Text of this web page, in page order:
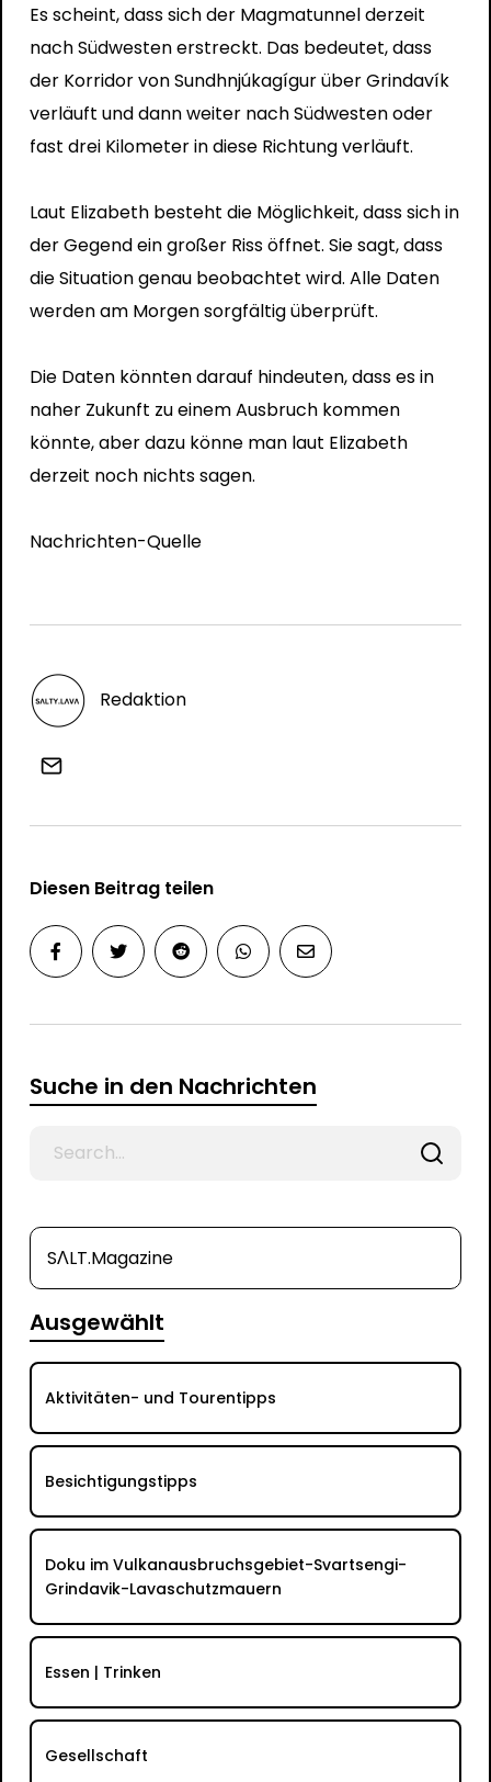
Es scheint, dass sich der Magmatunnel derzeit
nach Südwesten erstreckt. Das bedeutet, dass
der Korridor von Sundhnjúkagígur über Grindavík
verläuft und dann weiter nach Südwesten oder
fast drei Kilometer in diese Richtung verläuft.
Laut Elizabeth besteht die Möglichkeit, dass sich in
der Gegend ein großer Riss öffnet. Sie sagt, dass
die Situation genau beobachtet wird. Alle Daten
werden am Morgen sorgfältig überprüft.
Die Daten könnten darauf hindeuten, dass es in
naher Zukunft zu einem Ausbruch kommen
könnte, aber dazu könne man laut Elizabeth
derzeit noch nichts sagen.
Nachrichten-Quelle
Redaktion
Diesen Beitrag teilen
Suche in den Nachrichten
SΛLT.Magazine
Ausgewählt
Aktivitäten- und Tourentipps
Besichtigungstipps
Doku im Vulkanausbruchsgebiet-Svartsengi-
Grindavik-Lavaschutzmauern
Essen | Trinken
Gesellschaft